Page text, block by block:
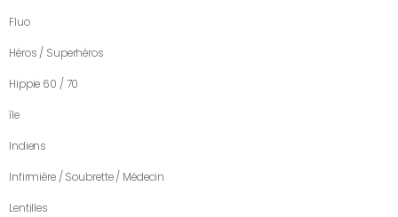
Fluo
Héros / Superhéros
Hippie 60 / 70
île
Indiens
Infirmière / Soubrette / Médecin
Lentilles